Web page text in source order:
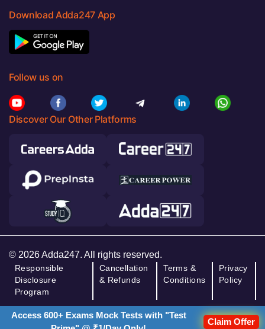
Download Adda247 App
Follow us on
Discover Our Other Platforms
© 2026 Adda247. All rights reserved.
Responsible
Disclosure
Program
Cancellation
& Refunds
Terms &
Conditions
Privacy
Policy
Access 600+ Exams Mock Tests with "Test
Claim Offer